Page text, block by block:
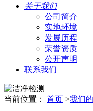
关于我们
公司简介
实地环境
发展历程
荣誉资质
公开声明
联系我们
当前位置： 首页 >我们